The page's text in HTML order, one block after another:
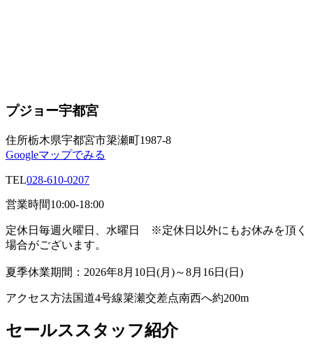
プジョー宇都宮
住所栃木県宇都宮市簗瀬町1987-8
Googleマップでみる
TEL028-610-0207
営業時間10:00-18:00
定休日 毎週火曜日、水曜日 ※定休日以外にもお休みを頂く
場合がございます。
夏季休業期間：2026年8月10日(月)～8月16日(日)
アクセス方法国道4号線簗瀬交差点南西へ約200m
セールススタッフ紹介